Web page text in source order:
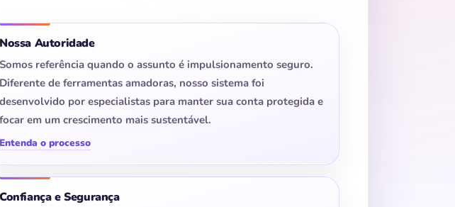
Nossa Autoridade
Somos referência quando o assunto é impulsionamento seguro.
Diferente de ferramentas amadoras, nosso sistema foi
desenvolvido por especialistas para manter sua conta protegida e
focar em um crescimento mais sustentável.
Entenda o processo
Confiança e Segurança